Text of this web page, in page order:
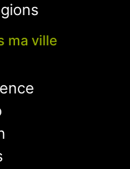
ma ville